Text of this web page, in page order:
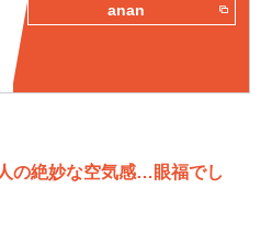
anan
の絶妙な空気感…眼福でし